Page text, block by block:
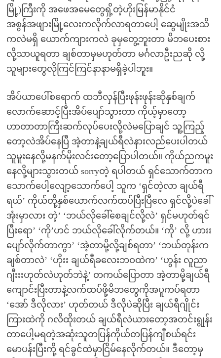
မြို့)ကြီးကို အဖေအမေတွေရှိ့တဲ့ဟိုးမြန်မာနိုင်ငံ
အစွန်အဖျားမြို့လေးကလိုက်လာရတာပေါ့ ဆွေမျိုးအသိ
ကလဲမရှိ ယောက်ကျားကလဲ ခုမှတွေ့ဘူးတာ မိဘပေးစား
လို့သာယူရတာ ချစ်တာမှမဟုတ်တာ မင်္ဂလာဦးညဆို လို့
သူများတွေလိုကြင်ကြင်နာနာမရှိခဲ့ပါဘူး။
အိပ်ယာပေါ်စရောက် ထဘီလှန်ပြီးဖုန်းဖုန်းဆိုနှစ်ချက်
လောက်ဆောင့်ပြီးအိပ်ပျော်သွားတာ ကိုယ့်မှာတော့
ဟာတာတာကြီးဆက်လုပ်ပေးလို့လဲမပြောချင် သူ့ကြည့်
တော့လဲအိပ်နေပြီ အဲ့တာနဲ့ချယ်ရီလဲနားလည်ပေးပါတယ်
သူမူးနေလို့မနက်မိုးလင်းတော့ပြောပါတယ်။ ကိုယ်ညကမူး
နေလို့များသွားတယ် sorryတဲ့ ရပါတယ် ရှင်သောက်တာက
သောက်ပေါ့လျော့သောက်ပေါ့ သူက ‘ရှင်တဲ့လာ ချယ်ရီ
ရယ်’ ကိုယ်တို့နှစ်ယောက်လက်ထပ်ပြီးပြီလေ ရှင်လို့ပဲခေါ်
အုံးမှာလား တဲ့’ ‘ဘယ်လိုခေါ်စေချင်လို့လဲ’ ရှင်မဟုတ်ရင်
ပြီးရော’ ‘ကို’ဟင် ဘယ်လိုခေါ်လိုက်တယ်။ ‘ကို’ လို့ ဟားး
ပျော်လိုက်တာကွာ’ ‘အဲ့တာမို့လို့ချစ်ရတာ’ ‘ဘယ်တုန်းက
ချစ်တာလဲ’ ‘ဟိုးး ချယ်ရီခလေးဘဝထဲက’ ‘ဟွန်း လူညာ
ဂျီးးးဟုတ်လဲဟုတ်ဘဲနဲ့’ တကယ်ပြောတာ အဲ့တာမို့ချယ်ရီ
ကျောင်းပြီးတာနဲ့လက်ထပ်ဖို့မိဘတွေကိုအပူကပ်ရတာ
‘အော် ဒီလိုလား’ ဟုတ်တယ် ဒီလိုပဲဆိုပြီး ချယ်ရီဂျိုင်း
ကြားထဲကို ဂလိထိုးတယ် ချယ်ရီလဲယားတော့အတင်းရွုန်း
တာပေါ့မရတဲ့အဆုံးသူတပြန်ကိုယ်တပြန်ကျီစယ်ရင်း
မောပန်းပြီးကို့ ရင်ခွင်ထဲမှာငြိမ်နေလိုက်တယ်။ ဒီတော့မှ